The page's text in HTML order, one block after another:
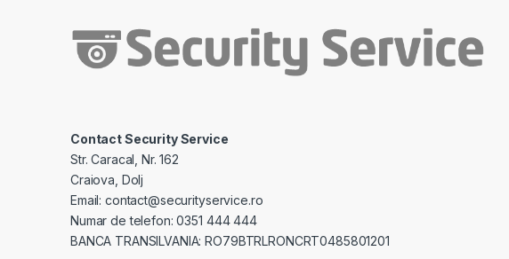
Contact Security Service
Str. Caracal, Nr. 162
Craiova, Dolj
Email: contact@securityservice.ro
Numar de telefon: 0351 444 444
BANCA TRANSILVANIA: RO79BTRLRONCRT0485801201